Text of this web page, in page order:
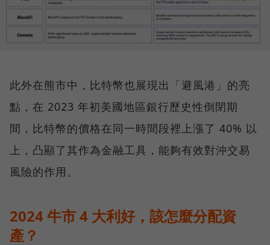
此外在熊市中，比特幣也展現出「避風港」的亮
點，在 2023 年初美國地區銀行歷史性倒閉期
間，比特幣的價格在同一時間段裡上漲了 40% 以
上，凸顯了其作為金融工具，能夠有效對沖交易
風險的作用。
2024 牛市 4 大利好，該怎麼分配資
產？